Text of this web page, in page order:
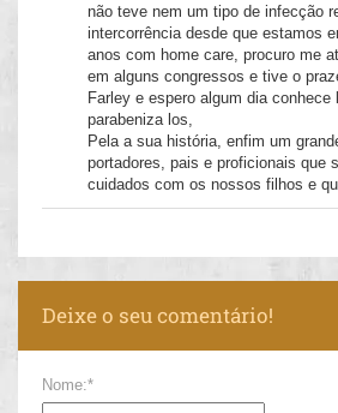
não teve nem um tipo de infecção
intercorrência desde que estamos
anos com home care, procuro me
em alguns congressos e tive o
Farley e espero algum dia
parabeniza los,
Pela a sua história, enfim um
portadores, pais e proficionais que
cuidados com os nossos filhos e
Deixe o seu comentário!
Nome:*